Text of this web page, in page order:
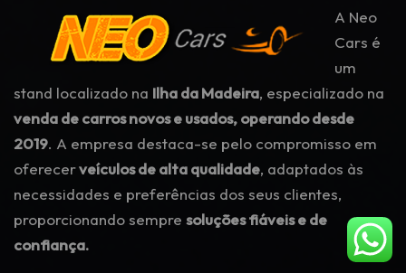
A Neo
Cars é
um
stand localizado na Ilha da Madeira, especializado na
venda de carros novos e usados, operando desde
2019. A empresa destaca-se pelo compromisso em
oferecerveículos de alta qualidade, adaptados às
necessidades e preferências dos seus clientes,
proporcionando sempre soluções fiáveis e de
confiança.